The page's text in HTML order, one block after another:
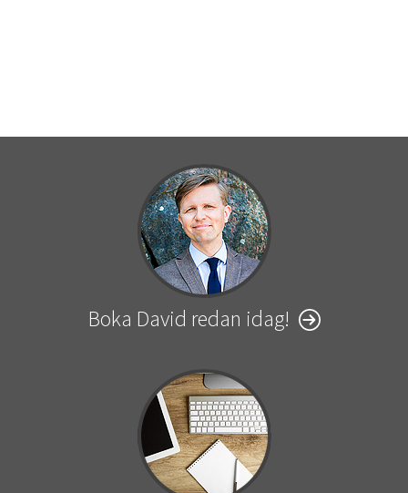
Boka David redan idag!